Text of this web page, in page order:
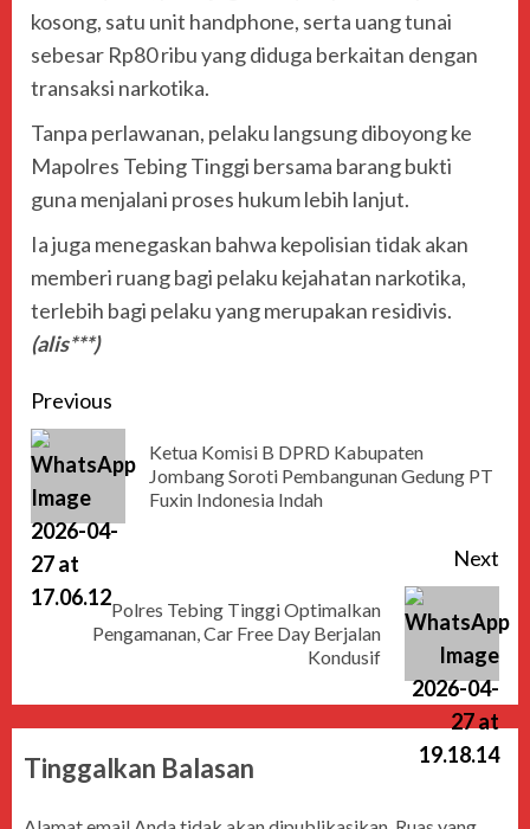
kosong, satu unit handphone, serta uang tunai
sebesar Rp80 ribu yang diduga berkaitan dengan
transaksi narkotika.
Tanpa perlawanan, pelaku langsung diboyong ke
Mapolres Tebing Tinggi bersama barang bukti
guna menjalani proses hukum lebih lanjut.
Ia juga menegaskan bahwa kepolisian tidak akan
memberi ruang bagi pelaku kejahatan narkotika,
terlebih bagi pelaku yang merupakan residivis.
(alis***)
Previous
Ketua Komisi B DPRD Kabupaten
Jombang Soroti Pembangunan Gedung PT
Fuxin Indonesia Indah
Next
Polres Tebing Tinggi Optimalkan
Pengamanan, Car Free Day Berjalan
Kondusif
Tinggalkan Balasan